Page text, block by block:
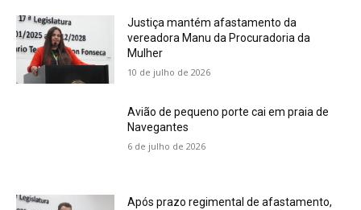
Justiça mantém afastamento da
vereadora Manu da Procuradoria da
Mulher
10 de julho de 2026
Avião de pequeno porte cai em praia de
Navegantes
6 de julho de 2026
Após prazo regimental de afastamento,